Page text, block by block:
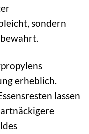
sondern
erheblich.
lassen